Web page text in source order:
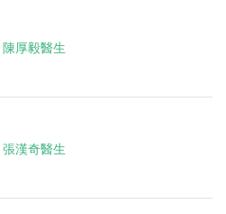
陳厚毅醫生
張漢奇醫生